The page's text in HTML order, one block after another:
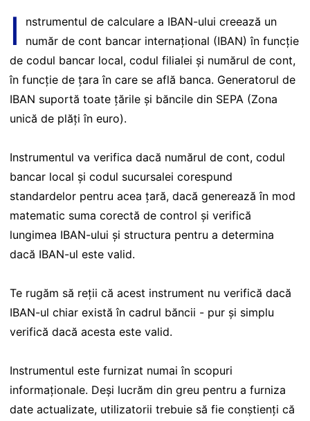
I
nstrumentul de calculare a IBAN-ului creează un
număr de cont bancar internațional (IBAN) în funcție
de codul bancar local, codul filialei și numărul de cont,
în funcție de țara în care se află banca. Generatorul de
IBAN suportă toate țările și băncile din SEPA (Zona
unică de plăți în euro).
Instrumentul va verifica dacă numărul de cont, codul
bancar local și codul sucursalei corespund
standardelor pentru acea țară, dacă generează în mod
matematic suma corectă de control și verifică
lungimea IBAN-ului și structura pentru a determina
dacă IBAN-ul este valid.
Te rugăm să reții că acest instrument nu verifică dacă
IBAN-ul chiar există în cadrul băncii - pur și simplu
verifică dacă acesta este valid.
Instrumentul este furnizat numai în scopuri
informaționale. Deși lucrăm din greu pentru a furniza
date actualizate, utilizatorii trebuie să fie conștienți că